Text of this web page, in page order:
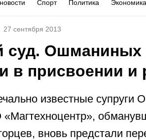
Спорт Политика Экономика
27 сентября 2013
суд. Ошманиных
в присвоении и
известные супруги
вновь предстали